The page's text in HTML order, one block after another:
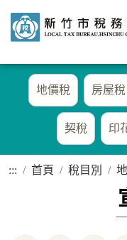
地價稅 房屋稅
契稅 印
::: 首頁 稅目別